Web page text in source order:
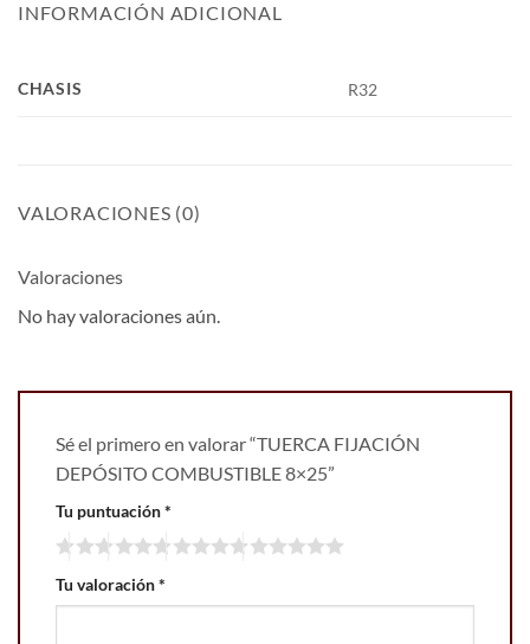
INFORMACIÓN ADICIONAL
CHASIS R32
VALORACIONES (0)
Valoraciones
No hay valoraciones aún.
Sé el primero en valorar “TUERCA FIJACIÓN
DEPÓSITO COMBUSTIBLE 8×25”
Tu puntuación*
Tu valoración*